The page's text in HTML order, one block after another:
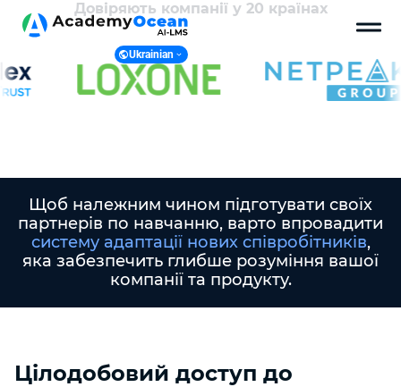
Ukrainian
Ukranian
Довіряють компанії у 20 країнах
Щоб належним чином підготувати своїх
партнерів по навчанню, варто впровадити
систему адаптації нових співробітників,
яка забезпечить глибше розуміння вашої
компанії та продукту.
Цілодобовий доступ до